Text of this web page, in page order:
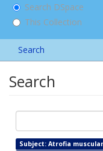
Search DSpace
This Collection
Search
Search
Subject: Atrofia